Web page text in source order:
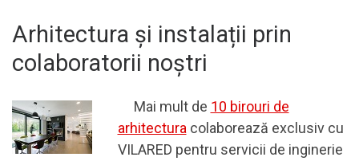
Arhitectura și instalații prin
colaboratorii noștri
Mai mult de 10 birouri de
arhitectura colaborează exclusiv cu
VILARED pentru servicii de inginerie